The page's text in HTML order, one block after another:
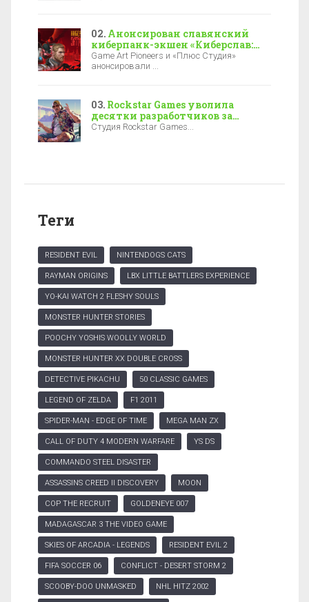
Анонсирован славянский
киберпанк-экшен «Киберслав:
Затмение» — релиз уже в 2027-м
Game Art Pioneers и «Плюс Студия»
анонсировали ...
Rockstar Games уволила
десятки разработчиков за
полгода до выхода GTA 6
Студия Rockstar Games...
Теги
RESIDENT EVIL NINTENDOGS CATS
RAYMAN ORIGINS LBX LITTLE BATTLERS EXPERIENCE
YO-KAI WATCH 2 FLESHY SOULS
MONSTER HUNTER STORIES
POOCHY YOSHIS WOOLLY WORLD
MONSTER HUNTER XX DOUBLE CROSS
DETECTIVE PIKACHU 50 CLASSIC GAMES
LEGEND OF ZELDA F1 2011
SPIDER-MAN - EDGE OF TIME MEGA MAN ZX
CALL OF DUTY 4 MODERN WARFARE YS DS
COMMANDO STEEL DISASTER
ASSASSINS CREED II DISCOVERY MOON
COP THE RECRUIT GOLDENEYE 007
MADAGASCAR 3 THE VIDEO GAME
SKIES OF ARCADIA - LEGENDS RESIDENT EVIL 2
FIFA SOCCER 06 CONFLICT - DESERT STORM 2
SCOOBY-DOO UNMASKED NHL HITZ 2002